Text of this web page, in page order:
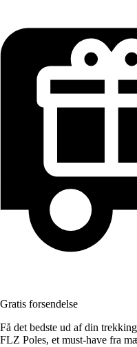
Gratis forsendelse
Få det bedste ud af din
FLZ Poles, et must-have fra